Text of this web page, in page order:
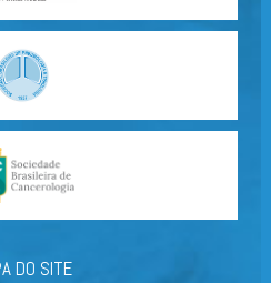
DO SITE